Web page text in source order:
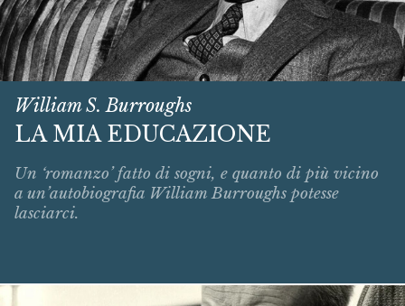
William S. Burroughs
LA MIA EDUCAZIONE
Un ‘romanzo’ fatto di sogni, e quanto di più vicino
a un’autobiografia William Burroughs potesse
lasciarci.